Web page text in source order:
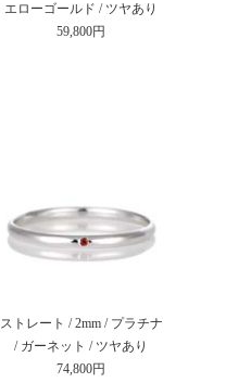
エローゴールド / ツヤあり
59,800円
ストレート / 2mm / プラチナ
/ ガーネット / ツヤあり
74,800円